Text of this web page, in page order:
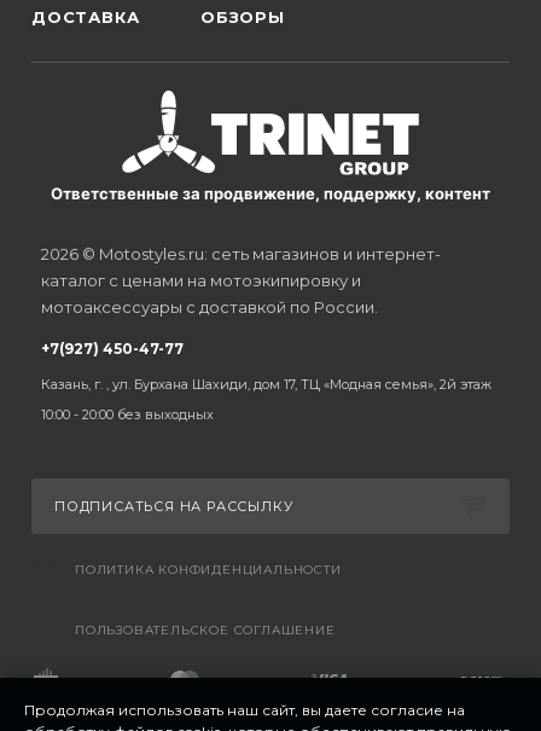
ДОСТАВКА ОБЗОРЫ
Ответственные за продвижение, поддержку, контент
2026 © Motostyles.ru: сеть магазинов и интернет-
каталог с ценами на мотоэкипировку и
мотоаксессуары с доставкой по России.
+7(927) 450-47-77
Казань, г. , ул. Бурхана Шахиди, дом 17, ТЦ «Модная семья», 2й этаж
10:00 - 20:00 без выходных
ПОДПИСАТЬСЯ НА РАССЫЛКУ
ПОЛИТИКА КОНФИДЕНЦИАЛЬНОСТИ
ПОЛЬЗОВАТЕЛЬСКОЕ СОГЛАШЕНИЕ
Продолжая использовать наш сайт, вы даете согласие на